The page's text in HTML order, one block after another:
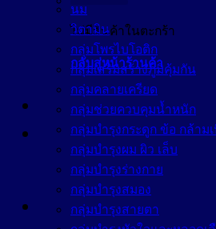
ไม่มีสินค้าในตะกร้า
กลับสู่หน้าร้านค้า
นม
วิตามิน
กลุ่มโพรไบโอติก
กลุ่มเสริมสร้างภูมิคุ้มกัน
กลุ่มคลายเครียด
กลุ่มช่วยควบคุมน้ำหนัก
กลุ่มบำรุงกระดูก ข้อ กล้าม
กลุ่มบำรุงผม ผิว เล็บ
กลุ่มบำรุงร่างกาย
กลุ่มบำรุงสมอง
กลุ่มบำรุงสายตา